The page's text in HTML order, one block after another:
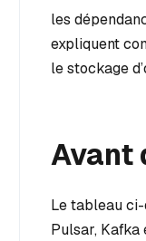
les
expliquent
le stockage
Avant
Le tableau
Pulsar, Kafka